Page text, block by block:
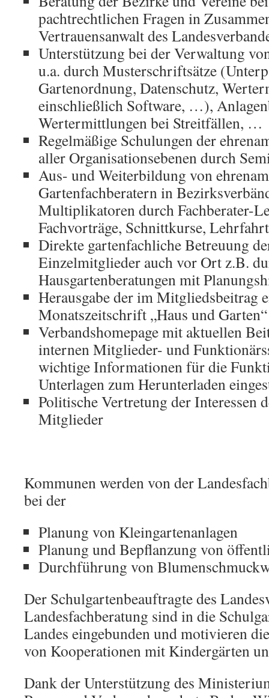
pachtrechtlichen Fragen in
Vertrauensanwalt des
Unterstützung bei der Verwaltung
u.a. durch Musterschriftsätze
Gartenordnung, Datenschutz,
einschließlich Software, …),
Wertermittlungen bei Streitfällen, …
Regelmäßige Schulungen der
aller Organisationsebenen durch
Aus- und Weiterbildung von
Gartenfachberatern in
Multiplikatoren durch Fachberater-
Fachvorträge, Schnittkurse,
Direkte gartenfachliche Betreuung
Einzelmitglieder auch vor Ort z.B.
Hausgartenberatungen mit
Herausgabe der im Mitgliedsbeitrag
Monatszeitschrift „Haus und
Verbandshomepage mit aktuellen
internen Mitglieder- und
wichtige Informationen für die
Unterlagen zum Herunterladen
Politische Vertretung der Interessen
Mitglieder
Kommunen werden von der
bei der
Planung von Kleingartenanlagen
Planung und Bepflanzung von
Durchführung von
Der Schulgartenbeauftragte des
Landesfachberatung sind in die
Landes eingebunden und motivieren
von Kooperationen mit Kindergärten
Dank der Unterstützung des